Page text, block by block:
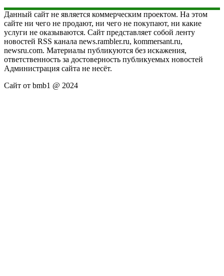
Данный сайт не является коммерческим проектом. На этом
сайте ни чего не продают, ни чего не покупают, ни какие
услуги не оказываются. Сайт представляет собой ленту
новостей RSS канала news.rambler.ru, kommersant.ru,
newsru.com. Материалы публикуются без искажения,
ответственность за достоверность публикуемых новостей
Администрация сайта не несёт.
Сайт от bmb1 @ 2024